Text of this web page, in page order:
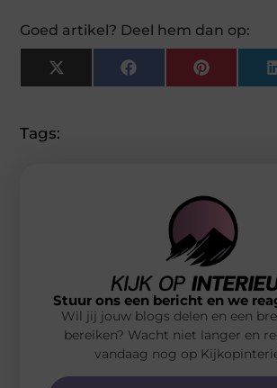
Goed artikel? Deel hem dan op:
X
(Twitter)
Facebook
Tags:
Stuur ons een bericht en we
Wil jij jouw blogs delen en een
bereiken? Wacht niet langer en
vandaag nog op